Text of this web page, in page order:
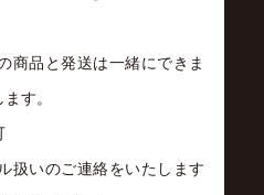
商品と発送は一緒にできま
す。
扱いのご連絡をいたします